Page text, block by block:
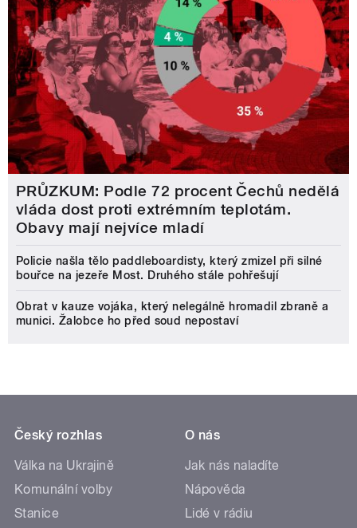
PRŮZKUM: Podle 72 procent Čechů nedělá
vláda dost proti extrémním teplotám.
Obavy mají nejvíce mladí
Policie našla tělo paddleboardisty, který zmizel při silné
bouřce na jezeře Most. Druhého stále pohřešují
Obrat v kauze vojáka, který nelegálně hromadil zbraně a
munici. Žalobce ho před soud nepostaví
Český rozhlas
Válka na Ukrajině
Komunální volby
Stanice
O nás
Jak nás naladíte
Nápověda
Lidé v rádiu